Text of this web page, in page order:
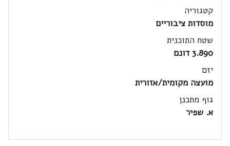
קטגוריה
מוסדות ציבוריים
שטח התוכנית
3.890 דונם
יזם
מועצה מקומית/אזורית
גוף מתכנן
א. שפיר